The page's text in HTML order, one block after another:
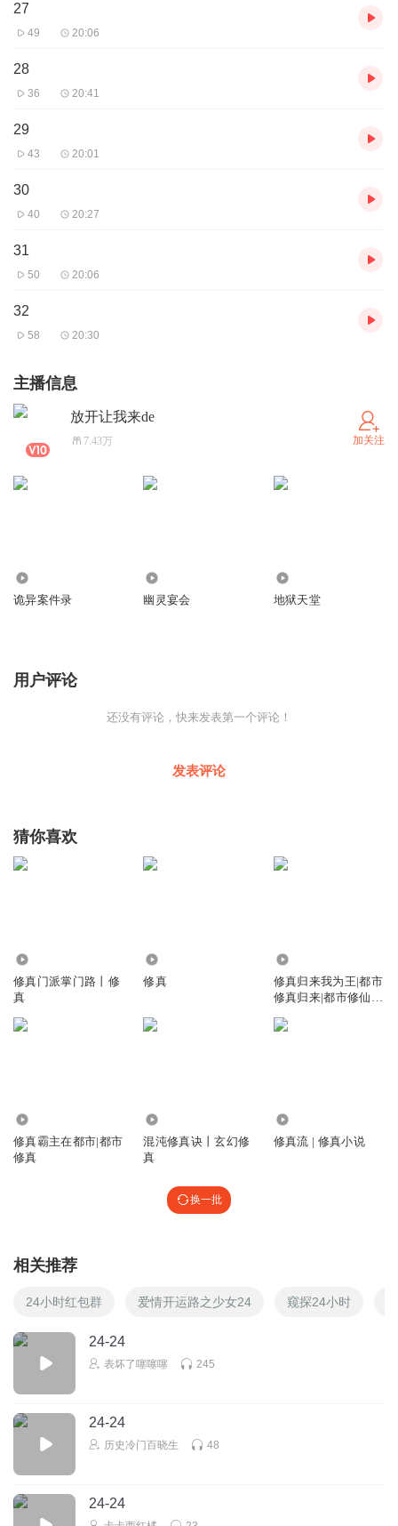
27
49 20:06
28
36 20:41
29
43 20:01
30
40 20:27
31
50 20:06
32
58 20:30
主播信息
放开让我来de
7.43万 加关注
诡异案件录 幽灵宴会 地狱天堂
用户评论
还没有评论，快来发表第一个评论！
发表评论
猜你喜欢
修真门派掌门路丨修
真
修真
修真归来我为王|都市
修真归来|都市修仙|
修真霸主在都市|都市
修真
混沌修真诀丨玄幻修
真
修真流 | 修真小说
换一批
相关推荐
24小时红包群 爱情开运路之少女24 窥探24小时
24-24
表坏了噻噻噻 245
24-24
历史冷门百晓生 48
24-24